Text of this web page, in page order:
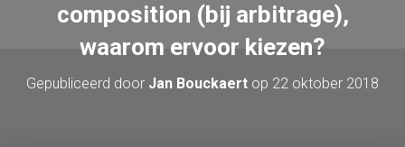
A
composition (bij arbitrage),
waarom ervoor kiezen?
Gepubliceerd door Jan Bouckaert op 22 oktober 2018